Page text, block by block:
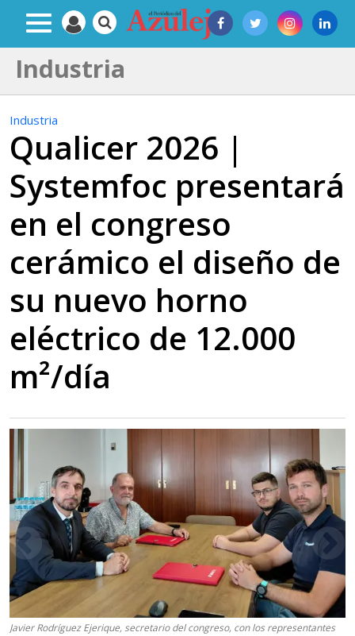
Industria
Industria
Qualicer 2026 |
Systemfoc presentará
en el congreso
cerámico el diseño de
su nuevo horno
eléctrico de 12.000
m²/día
Javier Rodríguez Ejerique, secretario del congreso, con los representantes